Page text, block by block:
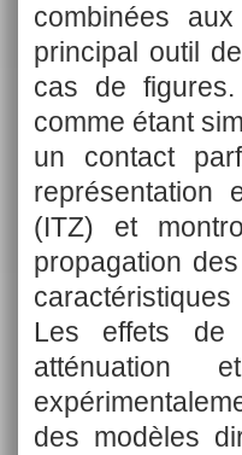
combinées
principal outil
cas de
comme étant
un contact
représentation
(ITZ) et
propagation
Les effets de
atténuation
des modèles